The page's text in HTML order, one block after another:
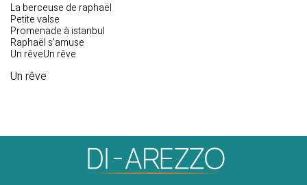
La berceuse de raphaël
Petite valse
Promenade à istanbul
Raphaël s'amuse
Un rêveUn rêve
Un rêve